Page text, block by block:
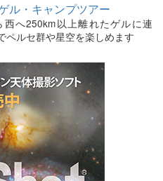
ル・キャンプツアー
へ250km以上離れたゲルに連
ペルセ群や星空を楽しめます